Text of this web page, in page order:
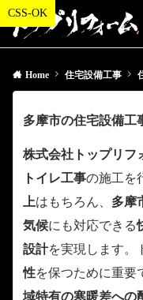
Home 住宅設備工事
多摩市の住宅設備工
株式会社トップリフ
トイレ工事の施工を
上はもちろん、 多摩
気候にも対応できる
設計を実現します。
性を保つために重要
域特有の寒暖差への